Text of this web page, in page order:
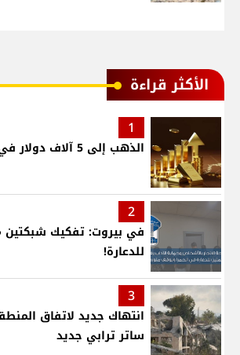
الأكثر قراءة
1
الذهب إلى 5 آلاف دولار في 2027؟
2
في بيروت: تفكيك شبكتين
للدعارة!
3
انتهاك جديد لاتفاق
ساتر ترابي جديد